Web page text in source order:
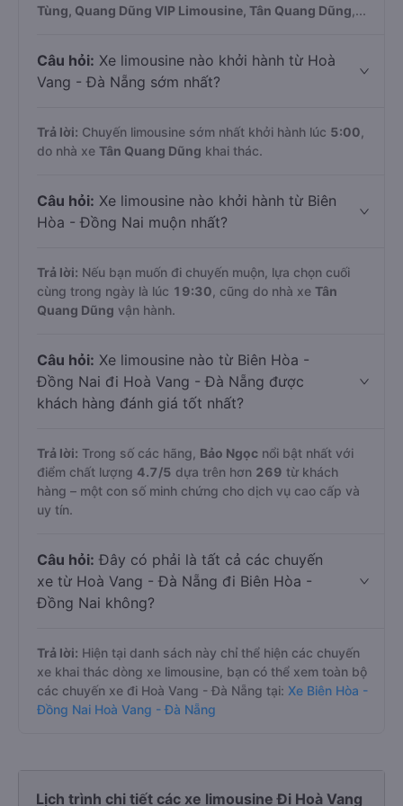
Tùng, Quang Dũng VIP Limousine, Tân Quang Dũng ,...
Câu hỏi: Xe limousine nào khởi hành từ Hoà
Vang - Đà Nẵng sớm nhất?
Trả lời: Chuyến limousine sớm nhất khởi hành lúc 5:00
do nhà xe Tân Quang Dũng khai thác.
Câu hỏi: Xe limousine nào khởi hành từ Biên
Hòa - Đồng Nai muộn nhất?
Trả lời: Nếu bạn muốn đi chuyến muộn, lựa chọn cuối
cùng trong ngày là lúc 19:30 , cũng do nhà xe Tân
Quang Dũng vận hành.
Câu hỏi: Xe limousine nào từ Biên Hòa -
Đồng Nai đi Hoà Vang - Đà Nẵng được
khách hàng đánh giá tốt nhất?
Trả lời: Trong số các hãng, Bảo Ngọc nổi bật nhất với
điểm chất lượng 4.7/5 dựa trên hơn 269 từ khách
hàng – một con số minh chứng cho dịch vụ cao cấp và
uy tín.
Câu hỏi: Đây có phải là tất cả các chuyến
xe từ Hoà Vang - Đà Nẵng đi Biên Hòa -
Đồng Nai không?
Trả lời: Hiện tại danh sách này chỉ thể hiện các chuyến
xe khai thác dòng xe limousine, bạn có thể xem toàn bộ
các chuyến xe đi Hoà Vang - Đà Nẵng tại: Xe Biên Hòa -
Đồng Nai Hoà Vang - Đà Nẵng
Lịch trình chi tiết các xe limousine Đi Hoà Vang